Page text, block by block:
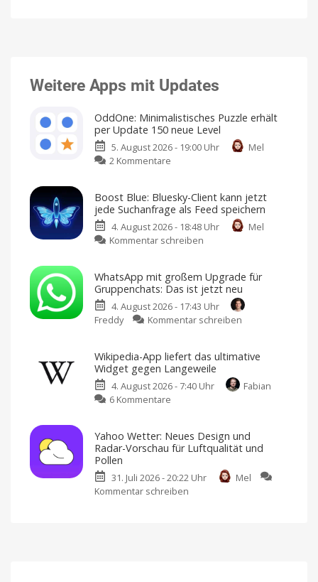
Weitere Apps mit Updates
OddOne: Minimalistisches Puzzle erhält
per Update 150 neue Level
5. August 2026 - 19:00 Uhr
Mel
2 Kommentare
Puzzle
erhält
per
Update
Level
Weitere
und
In-
Boost Blue: Bluesky-Client kann jetzt
jede Suchanfrage als Feed speichern
4. August 2026 - 18:48 Uhr
Mel
Kommentar schreiben
Bluesky-
Client
kann
jetzt
als
Feed
speichern
laden
WhatsApp mit großem Upgrade für
Gruppenchats: Das ist jetzt neu
4. August 2026 - 17:43 Uhr
Freddy
Kommentar schreiben
großem
für
jetzt
neu
Abstimmungen,
@alle
Wikipedia-App liefert das ultimative
Widget gegen Langeweile
4. August 2026 - 7:40 Uhr
Fabian
6 Kommentare
liefert
das
Widget
gegen
Yahoo Wetter: Neues Design und
Radar-Vorschau für Luftqualität und
Pollen
31. Juli 2026 - 20:22 Uhr
Mel
Kommentar schreiben